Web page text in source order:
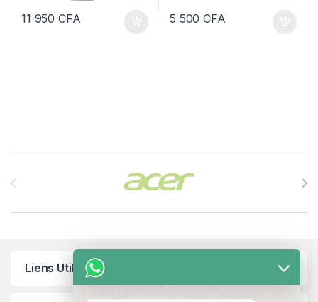
11 950CFA 5 500CFA
Liens Utiles